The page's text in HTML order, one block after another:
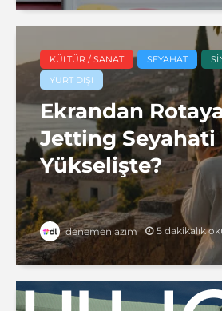
KÜLTÜR / SANAT SEYAHAT
YURT DIŞI
Ekrandan
Jetting Seyahati
Yükselişte?
denemenlazım 5 dakikalık